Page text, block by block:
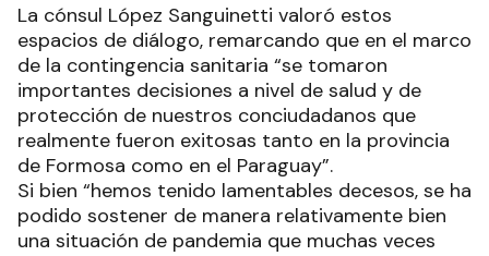
La cónsul López Sanguinetti valoró estos
espacios de diálogo, remarcando que en el marco
de la contingencia sanitaria “se tomaron
importantes decisiones a nivel de salud y de
protección de nuestros conciudadanos que
realmente fueron exitosas tanto en la provincia
de Formosa como en el Paraguay”.
Si bien “hemos tenido lamentables decesos, se ha
podido sostener de manera relativamente bien
una situación de pandemia que muchas veces